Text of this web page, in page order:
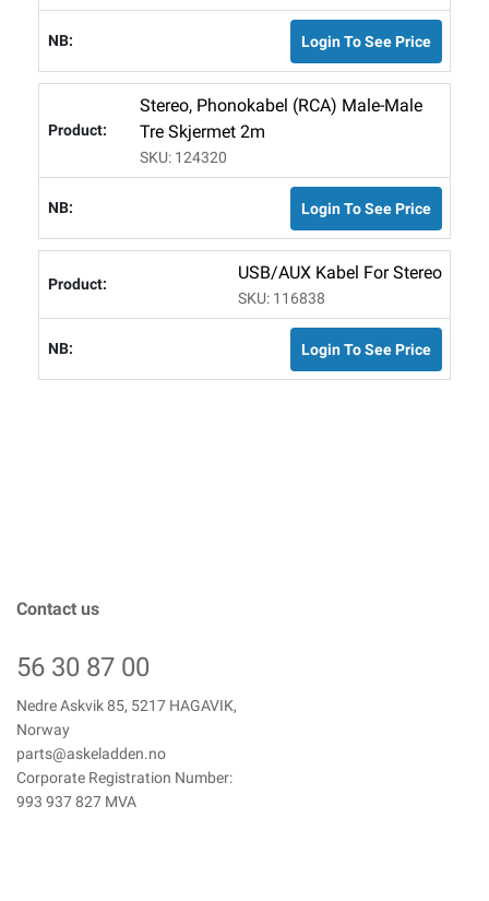
Login To See Price
Stereo, Phonokabel (RCA) Male-Male
Tre Skjermet 2m
SKU: 124320
Login To See Price
USB/AUX Kabel For Stereo
SKU: 116838
Login To See Price
Contact us
56 30 87 00
Nedre Askvik 85, 5217 HAGAVIK,
Norway
parts@askeladden.no
Corporate Registration Number:
993 937 827 MVA